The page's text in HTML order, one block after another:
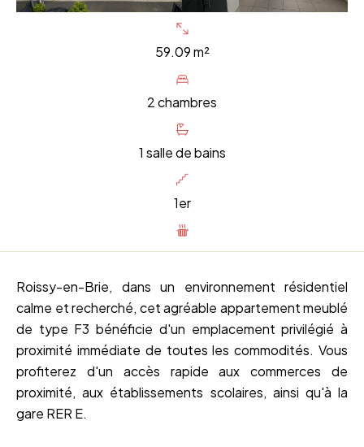
59.09 m²
2 chambres
1 salle de bains
1er
Roissy-en-Brie, dans un environnement résidentiel
calme et recherché, cet agréable appartement meublé
de type F3 bénéficie d'un emplacement privilégié à
proximité immédiate de toutes les commodités. Vous
profiterez d'un accès rapide aux commerces de
proximité, aux établissements scolaires, ainsi qu'à la
gare RER E.